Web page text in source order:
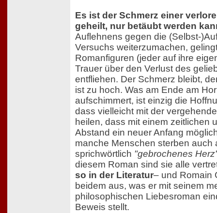
Es ist der Schmerz einer
geheilt, nur betäubt werden
Auflehnens gegen die (Selbst-
Versuchs weiterzumachen,
Romanfiguren (jeder auf ihre
Trauer über den Verlust des
entfliehen. Der Schmerz bleibt,
ist zu hoch. Was am Ende am
aufschimmert, ist einzig die
dass vielleicht mit der
heilen, dass mit einem zeitlichen
Abstand ein neuer Anfang
manche Menschen sterben auch
sprichwörtlich "gebrochenes
diesem Roman sind sie alle
so in der Literatur– und Romain
beidem aus, was er mit seinem
philosophischen Liebesroman
Beweis stellt.